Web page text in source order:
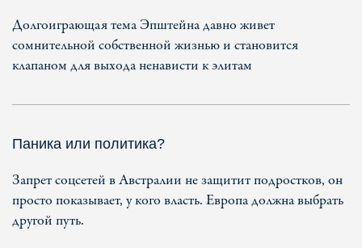
Долгоиграющая тема Эпштейна давно живет
сомнительной собственной жизнью и становится
клапаном для выхода ненависти к элитам
Паника или политика?
Запрет соцсетей в Австралии не защитит подростков, он
просто показывает, у кого власть. Европа должна выбрать
другой путь.